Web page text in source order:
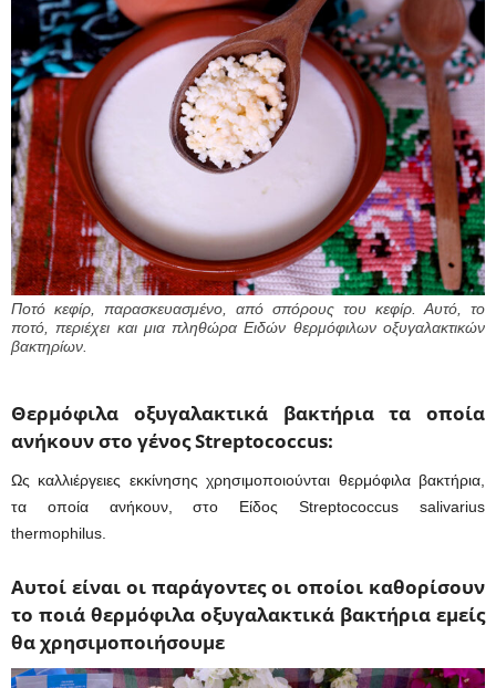
Ποτό κεφίρ, παρασκευασμένο, από σπόρους του κεφίρ. Αυτό, το
ποτό, περιέχει και μια πληθώρα Ειδών θερμόφιλων οξυγαλακτικών
βακτηρίων.
Θερμόφιλα οξυγαλακτικά βακτήρια τα οποία
ανήκουν στο γένος Streptococcus:
Ως καλλιέργειες εκκίνησης χρησιμοποιούνται θερμόφιλα βακτήρια,
τα οποία ανήκουν, στο Είδος Streptococcus salivarius
thermophilus.
Αυτοί είναι οι παράγοντες οι οποίοι καθορίσουν
το ποιά θερμόφιλα οξυγαλακτικά βακτήρια εμείς
θα χρησιμοποιήσουμε